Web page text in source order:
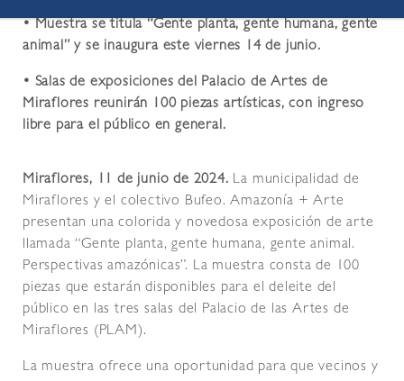
• Muestra se titula “Gente planta, gente humana, gente
animal” y se inaugura este viernes 14 de junio.
• Salas de exposiciones del Palacio de Artes de
Miraflores reunirán 100 piezas artísticas, con ingreso
libre para el público en general.
Miraflores, 11 de junio de 2024. La municipalidad de
Miraflores y el colectivo Bufeo. Amazonía + Arte
presentan una colorida y novedosa exposición de arte
llamada “Gente planta, gente humana, gente animal.
Perspectivas amazónicas”. La muestra consta de 100
piezas que estarán disponibles para el deleite del
público en las tres salas del Palacio de las Artes de
Miraflores (PLAM).
La muestra ofrece una oportunidad para que vecinos y